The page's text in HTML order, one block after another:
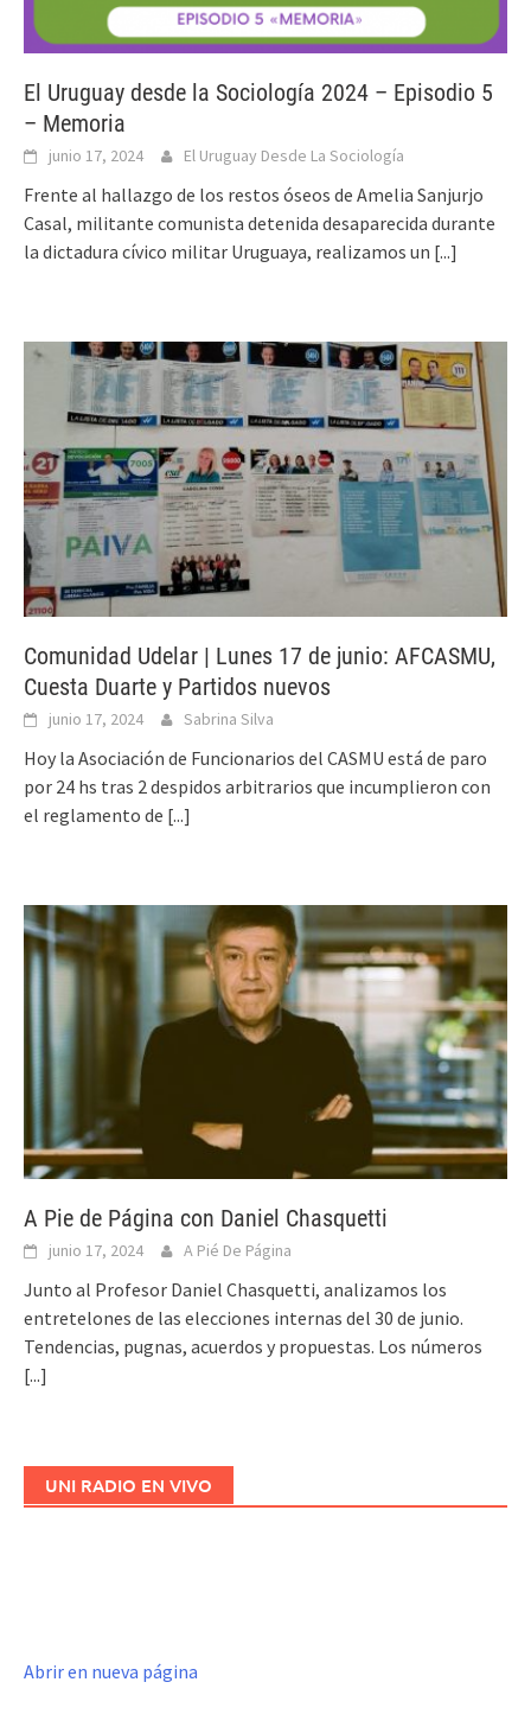
El Uruguay desde la Sociología 2024 – Episodio 5
– Memoria
junio 17, 2024 El Uruguay Desde La Sociología
Frente al hallazgo de los restos óseos de Amelia Sanjurjo
Casal, militante comunista detenida desaparecida durante
la dictadura cívico militar Uruguaya, realizamos un [...]
Comunidad Udelar | Lunes 17 de junio: AFCASMU,
Cuesta Duarte y Partidos nuevos
junio 17, 2024 Sabrina Silva
Hoy la Asociación de Funcionarios del CASMU está de paro
por 24 hs tras 2 despidos arbitrarios que incumplieron con
el reglamento de [...]
A Pie de Página con Daniel Chasquetti
junio 17, 2024 A Pié De Página
Junto al Profesor Daniel Chasquetti, analizamos los
entretelones de las elecciones internas del 30 de junio.
Tendencias, pugnas, acuerdos y propuestas. Los números
[...]
UNI RADIO EN VIVO
Abrir en nueva página